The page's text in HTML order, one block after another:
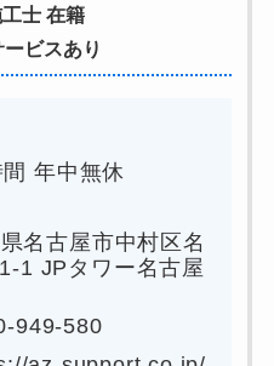
士 在籍
ビスあり
年中無休
名古屋市中村区名
1 JPタワー名古屋
949-580